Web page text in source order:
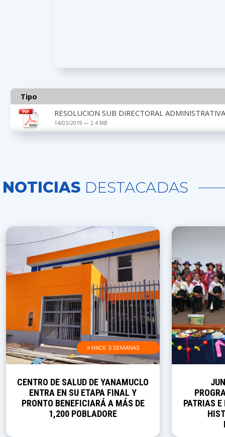
Tipo
RESOLUCION SUB DIRECTORAL
14/03/2019 — 2.4 MB
NOTICIAS DESTACADAS
≡ HACE 3 SEMANAS
CENTRO DE SALUD DE YANAMUCLO
ENTRA EN SU ETAPA FINAL Y
PRONTO BENEFICIARÁ A MÁS DE
1,200 POBLADORE
PATRIAS